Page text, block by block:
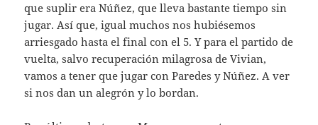
que suplir era Núñez, que lleva bastante tiempo sin
jugar. Así que, igual muchos nos hubiésemos
arriesgado hasta el final con el 5. Y para el partido de
vuelta, salvo recuperación milagrosa de Vivian,
vamos a tener que jugar con Paredes y Núñez. A ver
si nos dan un alegrón y lo bordan.